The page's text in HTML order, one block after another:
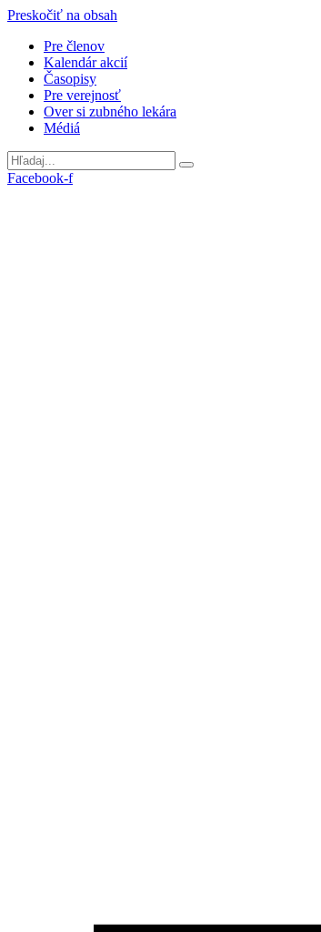
Preskočiť na obsah
Pre členov
Kalendár akcií
Časopisy
Pre verejnosť
Over si zubného lekára
Médiá
Facebook-f